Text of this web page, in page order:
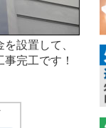
設置して、
完工です！